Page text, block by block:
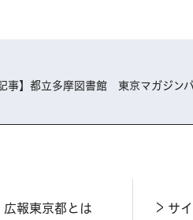
事】都立多摩図書館 東京マガジン
広報東京都とは サ